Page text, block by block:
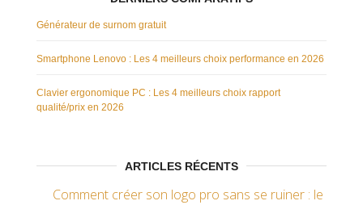
Générateur de surnom gratuit
Smartphone Lenovo : Les 4 meilleurs choix performance en 2026
Clavier ergonomique PC : Les 4 meilleurs choix rapport
qualité/prix en 2026
ARTICLES RÉCENTS
Comment créer son logo pro sans se ruiner : le